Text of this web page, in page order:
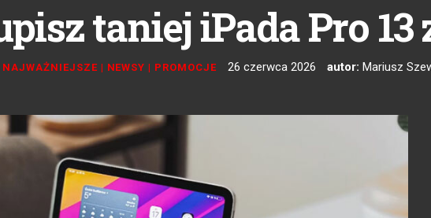
taniej iPada Pro 13
NAJWAŻNIEJSZE | NEWSY | PROMOCJE 26 czerwca 2026 autor: Mariusz